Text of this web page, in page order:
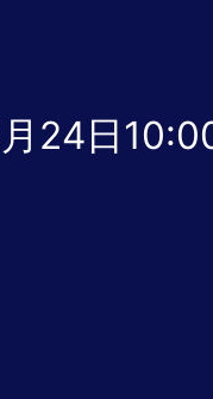
24日